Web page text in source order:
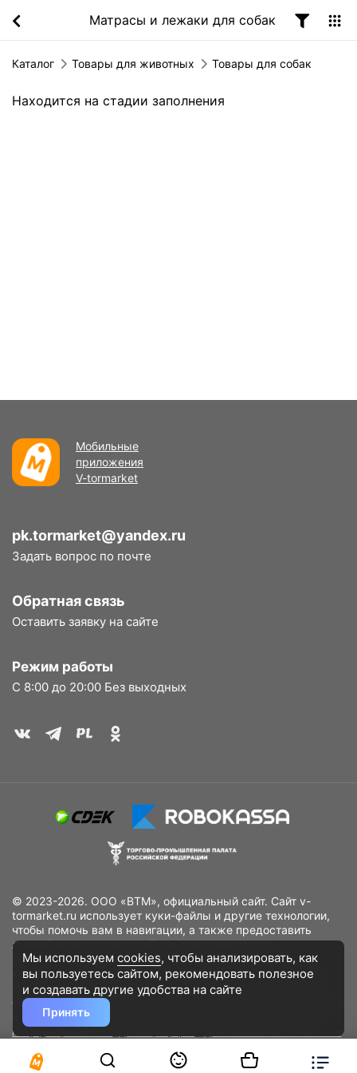
Матрасы и лежаки для собак
Каталог Товары для животных Товары для собак
Находится на стадии заполнения
Мобильные
приложения
V-tormarket
pk.tormarket@yandex.ru
Задать вопрос по почте
Обратная связь
Оставить заявку на сайте
Режим работы
С 8:00 до 20:00 Без выходных
© 2023-2026. ООО «ВТМ», официальный сайт. Сайт v-
tormarket.ru использует куки-файлы и другие технологии,
чтобы помочь вам в навигации, а также предоставить
лучший пользовательский опыт, анализировать
использование наших продуктов и услуг, повысить
качество рекламных и маркетинговых активностей. Если
Вы не хотите, чтобы Ваши пользовательские данные
обрабатывались, пожалуйста, ограничьте их использование
в своём браузере.
конфиденциальности
Разработано DST Global
Мы используем cookies, чтобы анализировать, как
вы пользуетесь сайтом, рекомендовать полезное
и создавать другие удобства на сайте
Принять